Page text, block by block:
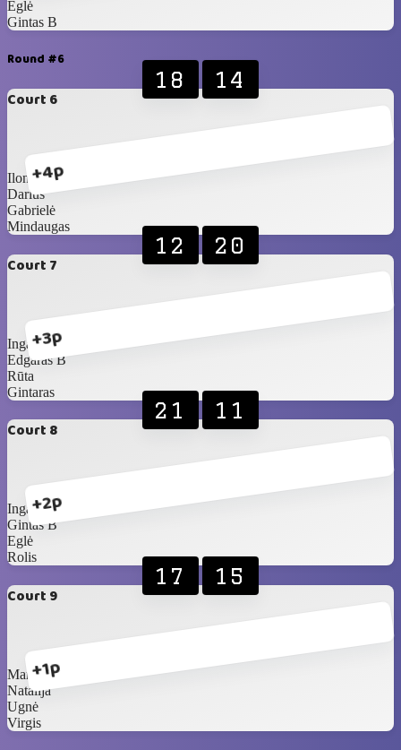
Eglė
Gintas B
Round #6
Court 6
+4p
18 14
Ilona
Darius
Gabrielė
Mindaugas
Court 7
+3p
12 20
Inga D
Edgaras B
Rūta
Gintaras
Court 8
+2p
21 11
Inga J
Gintas B
Eglė
Rolis
Court 9
+1p
17 15
Marius
Natalija
Ugnė
Virgis